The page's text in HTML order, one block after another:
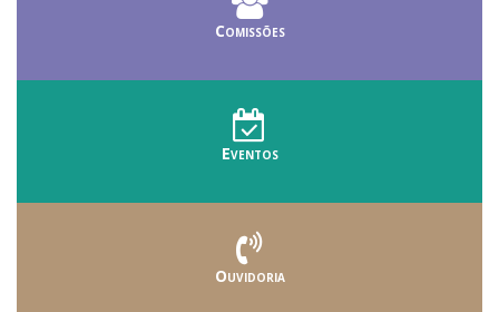
Comissões
Eventos
Ouvidoria